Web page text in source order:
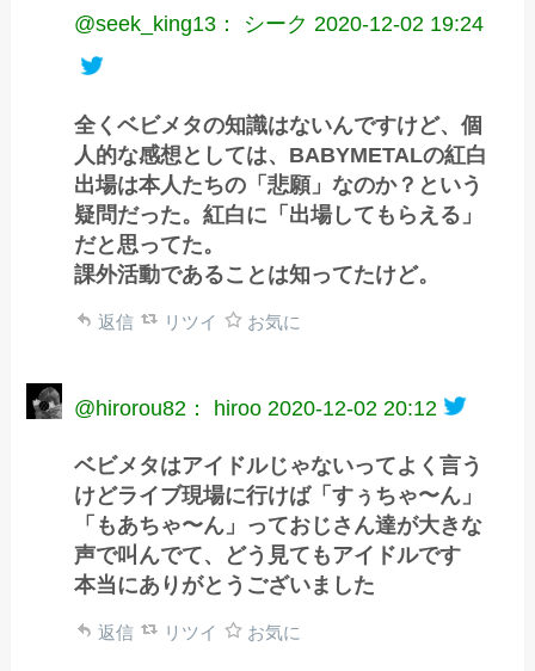
@seek_king13： シーク 2020-12-02 19:24
全くベビメタの知識はないんですけど、個
人的な感想としては、BABYMETALの紅白
出場は本人たちの「悲願」なのか？という
疑問だった。紅白に「出場してもらえる」
だと思ってた。
課外活動であることは知ってたけど。
返信 リツイ お気に
@hirorou82： hiroo 2020-12-02 20:12
ベビメタはアイドルじゃないってよく言う
けどライブ現場に行けば「すぅちゃ〜ん」
「もあちゃ〜ん」っておじさん達が大きな
声で叫んでて、どう見てもアイドルです
本当にありがとうございました
返信 リツイ お気に